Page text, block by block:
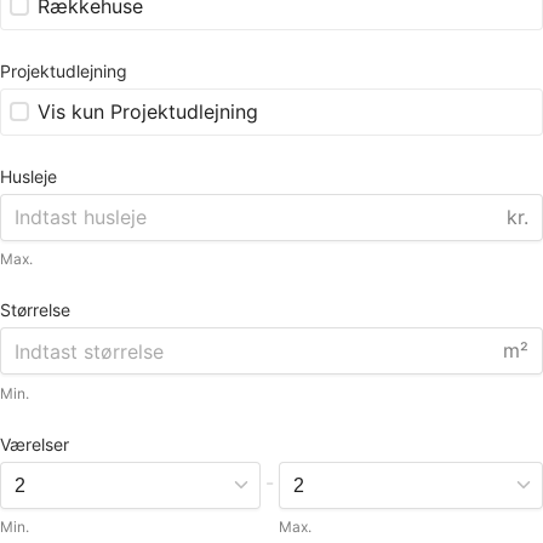
Rækkehuse
Projektudlejning
Vis kun Projektudlejning
Husleje
kr.
Max.
Størrelse
m²
Min.
Værelser
Min.
-
Max.